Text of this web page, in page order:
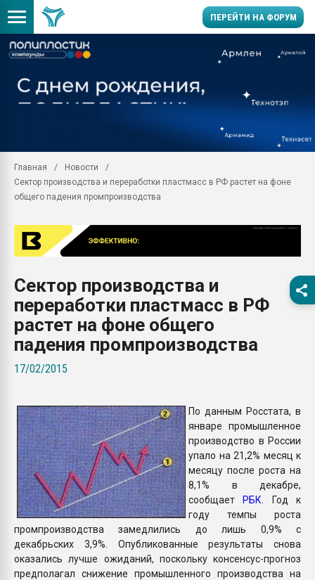
ПЕРЕЙТИ НА ФОРУМ
заводу пластмасс"
первый план в
28.07.2026
ситуацией на
бутылок
Главная
Новости
Сектор производства и переработки пластмасс в РФ растет на фоне
общего падения промпроизводства
Сектор производства и
переработки пластмасс в РФ
растет на фоне общего
падения промпроизводства
17/02/2015
По данным Росстата, в
январе промышленное
производство в России
упало на 21,2% месяц к
месяцу после роста на
8,1% в декабре,
сообщаетРБК . Год к
году темпы роста
промпроизводства замедлились до лишь 0,9% с
декабрьских 3,9%. Опубликованные результаты снова
оказались лучше ожиданий, поскольку консенсус-прогноз
предполагал снижение промышленного производства на